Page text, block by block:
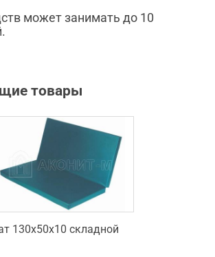
может занимать до 10
товары
130х50х10 складной